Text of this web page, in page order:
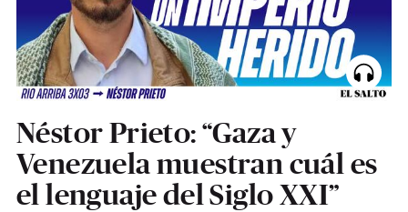
Néstor Prieto: “Gaza y
Venezuela muestran cuál es
el lenguaje del Siglo XXI”